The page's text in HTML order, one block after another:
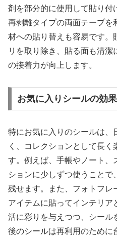
剤を部分的に使用して貼り付
再剥離タイプの両面テープを
材への貼り替えも容易です。
リを取り除き、貼る面も清
の接着力が向上します。
お気に入りシールの効
特にお気に入りのシールは、
く、コレクションとして長
す。例えば、手帳やノート、
ションに少しずつ使うことで
残せます。また、フォトフレ
アイテムに貼ってインテリア
活に彩りを与えつつ、シール
後のシールは再利用のために